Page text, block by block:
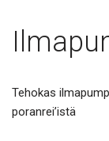
Tehokas
poranrei’istä